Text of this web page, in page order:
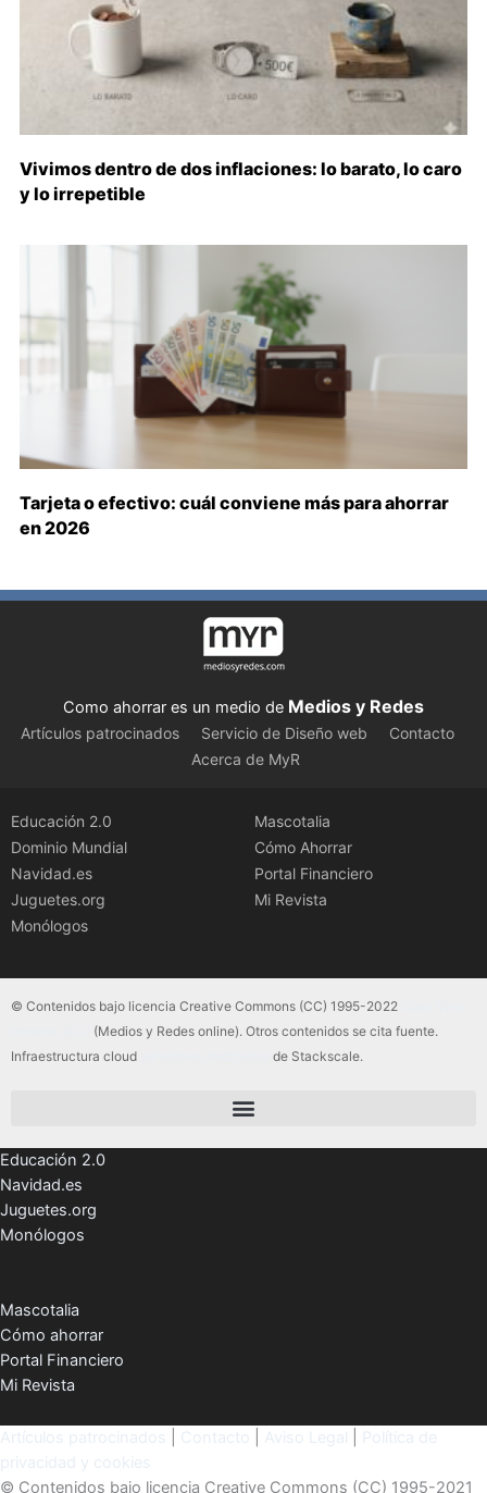
Vivimos dentro de dos inflaciones: lo barato, lo caro
y lo irrepetible
Tarjeta o efectivo: cuál conviene más para ahorrar
en 2026
Como ahorrar es un medio de Medios y Redes
Artículos patrocinados Servicio de Diseño web
Contacto
Acerca de MyR
Educación 2.0
Dominio Mundial
Navidad.es
Juguetes.org
Monólogos
Mascotalia
Cómo Ahorrar
Portal Financiero
Mi Revista
© Contenidos bajo licencia Creative Commons (CC) 1995-2022
(Medios y Redes online). Otros contenidos se cita fuente.
Infraestructura cloud
de Stackscale.
Educación 2.0
Navidad.es
Juguetes.org
Monólogos
Mascotalia
Cómo ahorrar
Portal Financiero
Mi Revista
© Contenidos bajo licencia Creative Commons (CC) 1995-2021